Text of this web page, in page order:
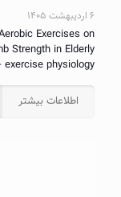
۶ اردیبهشت ۱۴۰۵
Exercises on
Strength in Elderly
exercise physiology
اطلاعات بیشتر